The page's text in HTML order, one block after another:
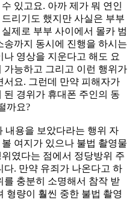
있고요. 아까 제가 뭐 연인
리기도 했지만 사실은 부부
제로 부부 사이에서 몰카 범
까지 동시에 진행을 하시는
영상을 지운다고 해도 요
가능하고 그리고 이런 행위가
서요. 그런데 만약 피해자가
경위가 휴대폰 주인의 동
까요?
내용을 보았다라는 행위 자
여지가 있으나 불법 촬영물
였다는 점에서 정당방위 주
다. 만약 유죄가 나온다고 하
를 충분히 소명해서 참작 받
형량이 훨씬 중한 불법 촬영